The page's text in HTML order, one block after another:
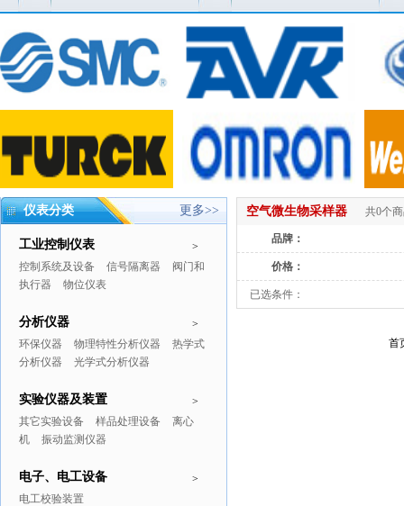
仪表分类 更多>>
>
工业控制仪表
控制系统及设备 信号隔离器
阀门和
执行器
物位仪表
>
分析仪器
环保仪器 物理特性分析仪器
热学式
分析仪器
光学式分析仪器
>
实验仪器及装置
其它实验设备 样品处理设备
离心
机
振动监测仪器
>
电子、电工设备
电工校验装置
空气微生物采样器 共0个
品牌：
价格：
已选条件：
首